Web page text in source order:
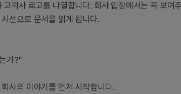
객사 로고를 나열합니다. 회사 입장에서는 꼭 보여
선으로 문서를 읽게 됩니다.
가?"
사의 이야기를 먼저 시작합니다.